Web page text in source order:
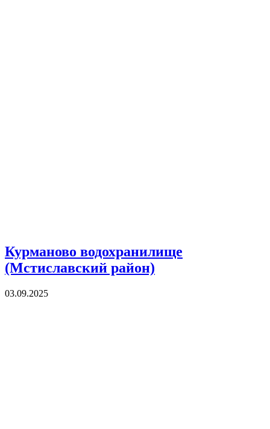
Курманово водохранилище
(Мстиславский район)
03.09.2025